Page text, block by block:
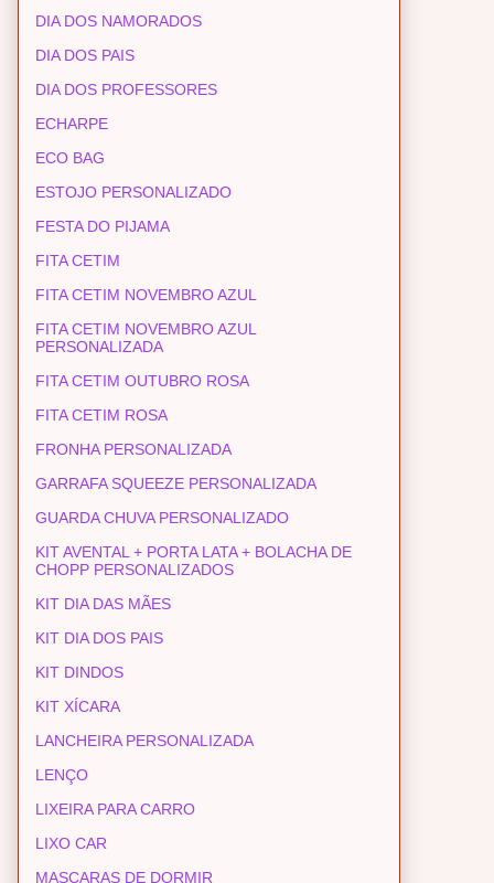
DIA DOS NAMORADOS
DIA DOS PAIS
DIA DOS PROFESSORES
ECHARPE
ECO BAG
ESTOJO PERSONALIZADO
FESTA DO PIJAMA
FITA CETIM
FITA CETIM NOVEMBRO AZUL
FITA CETIM NOVEMBRO AZUL
PERSONALIZADA
FITA CETIM OUTUBRO ROSA
FITA CETIM ROSA
FRONHA PERSONALIZADA
GARRAFA SQUEEZE PERSONALIZADA
GUARDA CHUVA PERSONALIZADO
KIT AVENTAL + PORTA LATA + BOLACHA DE
CHOPP PERSONALIZADOS
KIT DIA DAS MÃES
KIT DIA DOS PAIS
KIT DINDOS
KIT XÍCARA
LANCHEIRA PERSONALIZADA
LENÇO
LIXEIRA PARA CARRO
LIXO CAR
MASCARAS DE DORMIR